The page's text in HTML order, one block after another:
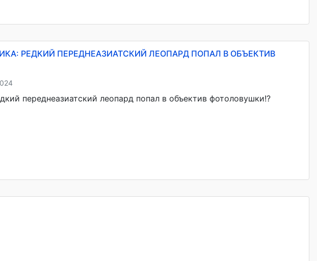
РЕДКИЙ ПЕРЕДНЕАЗИАТСКИЙ ЛЕОПАРД ПОПАЛ В ОБЪЕКТИВ
переднеазиатский леопард попал в объектив фотоловушки!?